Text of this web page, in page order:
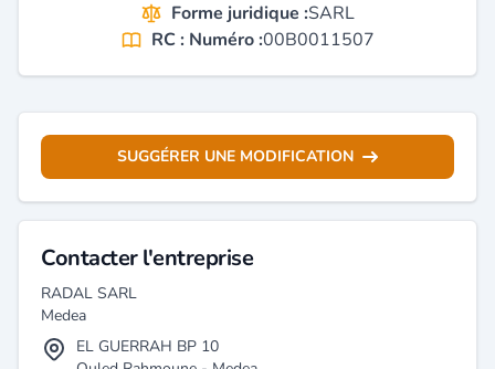
Forme juridique :SARL
RC : Numéro :00B0011507
SUGGÉRER UNE MODIFICATION
Contacter l'entreprise
RADAL SARL
Medea
EL GUERRAH BP 10